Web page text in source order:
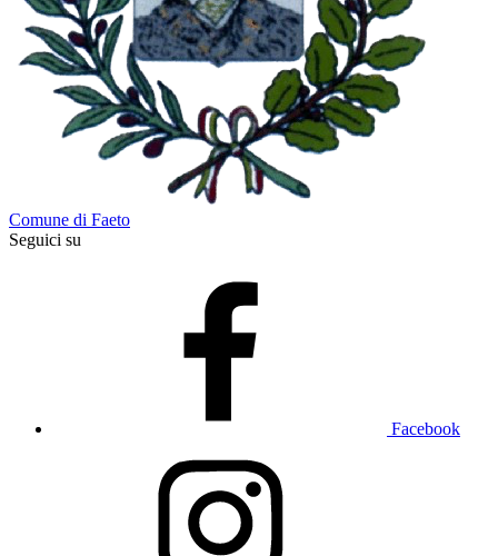
Comune di Faeto
Seguici su
Facebook